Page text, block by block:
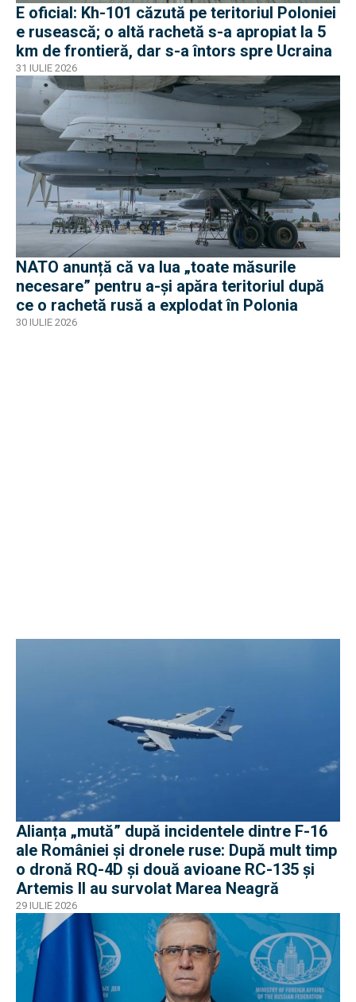
E oficial: Kh-101 căzută pe teritoriul Poloniei
e rusească; o altă rachetă s-a apropiat la 5
km de frontieră, dar s-a întors spre Ucraina
31 IULIE 2026
NATO anunță că va lua „toate măsurile
necesare” pentru a-și apăra teritoriul după
ce o rachetă rusă a explodat în Polonia
30 IULIE 2026
Alianța „mută” după incidentele dintre F-16
ale României și dronele ruse: După mult timp
o dronă RQ-4D și două avioane RC-135 și
Artemis II au survolat Marea Neagră
29 IULIE 2026